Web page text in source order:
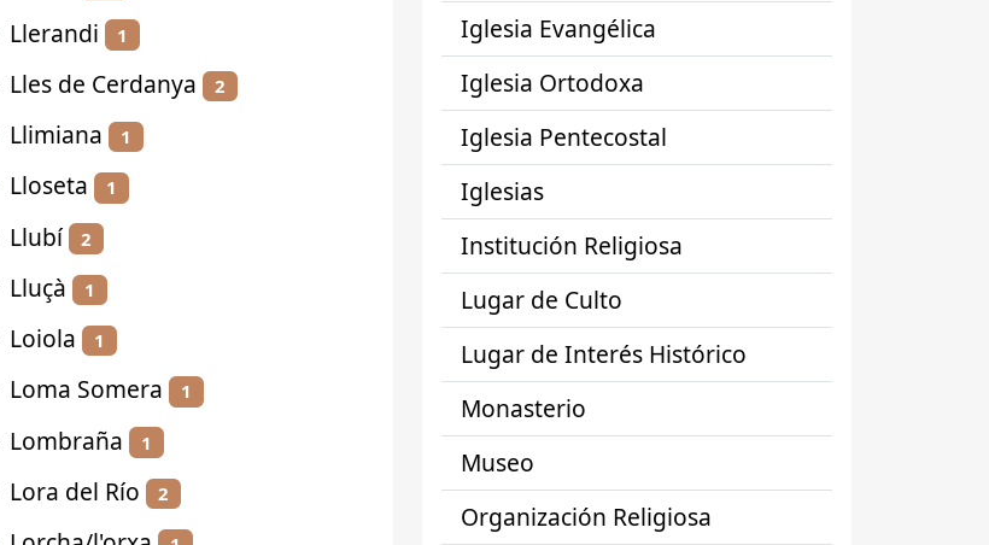
Llerandi 1
Lles de Cerdanya 2
Llimiana 1
Lloseta 1
Llubí 2
Lluçà 1
Loiola 1
Loma Somera 1
Lombraña 1
Lora del Río 2
Iglesia Evangélica
Iglesia Ortodoxa
Iglesia Pentecostal
Iglesias
Institución Religiosa
Lugar de Culto
Lugar de Interés Histórico
Monasterio
Museo
Organización Religiosa